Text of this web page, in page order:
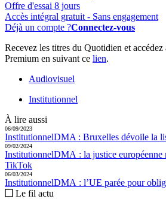
Offre d'essai 8 jours
Accès intégral gratuit - Sans engagement
Déjà un compte ?Connectez-vous
Recevez les titres du Quotidien et
Premium en suivant ce lien.
Audiovisuel
Institutionnel
À lire aussi
06/09/2023
InstitutionnelDMA : Bruxelles dévoile la
09/02/2024
InstitutionnelDMA : la justice européenne
TikTok
06/03/2024
InstitutionnelDMA : l’UE parée pour
Le fil actu